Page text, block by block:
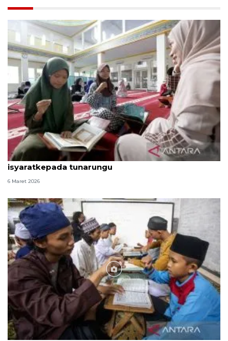
Sekolah Ramadhan Inklusif ajarkan Al Quran
isyaratkepada tunarungu
6 Maret 2026
Foto